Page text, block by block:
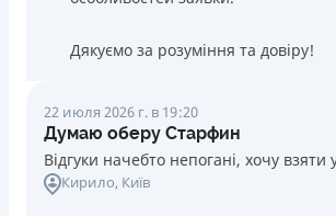
Дякуємо за розуміння та довіру!
22 июля 2026 г. в 19:20
Думаю оберу Старфин
Відгуки начебто непогані, хочу взяти
Кирило, Київ